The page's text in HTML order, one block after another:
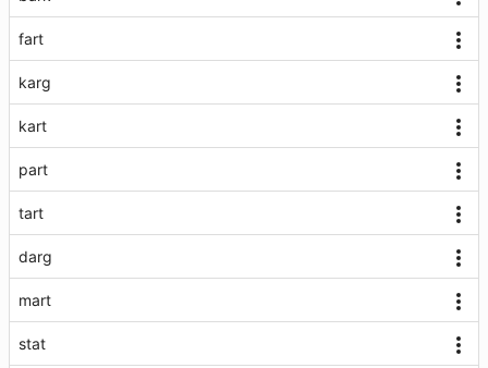
fart
karg
kart
part
tart
darg
mart
stat